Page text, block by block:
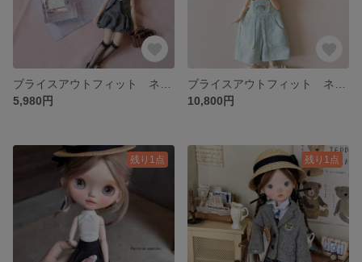
5,980円
10,800円
残り1点 残り1点